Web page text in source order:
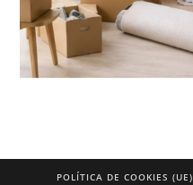
POLÍTICA DE COOKIES (UE)